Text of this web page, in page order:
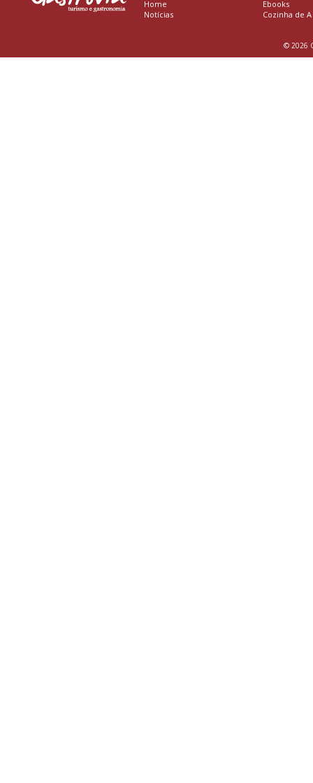
Home
Notícias
Ebooks
Cozinha de A
© 2026